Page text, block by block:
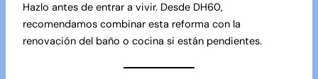
Hazlo antes de entrar a vivir. Desde DH60,
recomendamos combinar esta reforma con la
renovación del baño o cocina si están pendientes.